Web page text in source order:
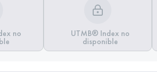
no UTMB® Index no
disponible